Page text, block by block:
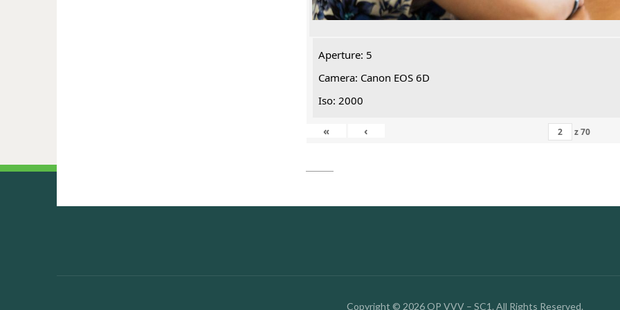
Aperture: 5
Camera: Canon EOS 6D
Iso: 2000
« ‹ z70
Copyright © 2026 OP VVV – SC1. All Rights Reserved.